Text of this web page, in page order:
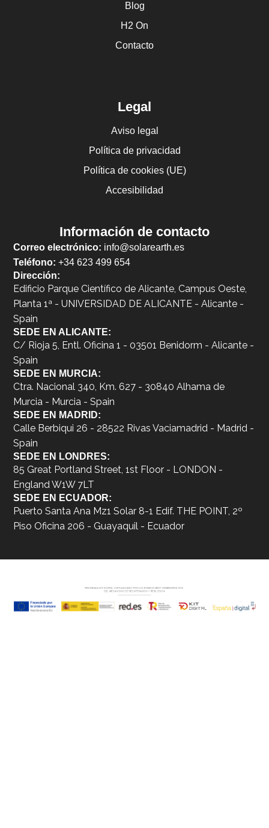
Blog
H2 On
Contacto
Legal
Aviso legal
Política de privacidad
Política de cookies (UE)
Accesibilidad
Información de contacto
Correo electrónico: info@solarearth.es
Teléfono:+34 623 499 654
Dirección:
Edificio Parque Científico de Alicante, Campus Oeste,
Planta 1ª - UNIVERSIDAD DE ALICANTE - Alicante -
Spain
SEDE EN ALICANTE:
C/ Rioja 5, Entl. Oficina 1 - 03501 Benidorm - Alicante -
Spain
SEDE EN MURCIA:
Ctra. Nacional 340, Km. 627 - 30840 Alhama de
Murcia - Murcia - Spain
SEDE EN MADRID:
Calle Berbiqui 26 - 28522 Rivas Vaciamadrid - Madrid -
Spain
SEDE EN LONDRES:
85 Great Portland Street, 1st Floor - LONDON -
England W1W 7LT
SEDE EN ECUADOR:
Puerto Santa Ana Mz1 Solar 8-1 Edif. THE POINT, 2º
Piso Oficina 206 - Guayaquil - Ecuador